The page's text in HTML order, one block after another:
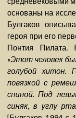
основаны на
Булгаков
героя при его
Понтия Пилата.
«Этот человек
голубой хитон.
повязкой с
спиной. Под
синяк, в углу